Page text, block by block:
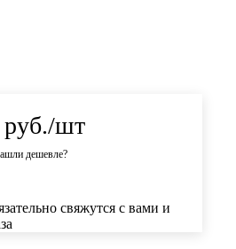
руб./шт
дешевле?
свяжутся с вами и